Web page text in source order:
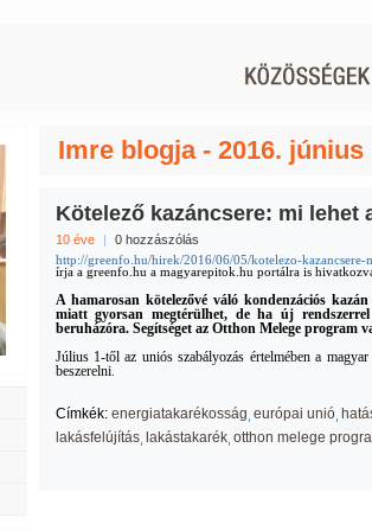
Imre blogja - 2016. június
Kötelező kazáncsere: mi lehet
10 éve | 0 hozzászólás
http://greenfo.hu/hirek/2016/06/05/kotelezo-kazancsere-
írja a greenfo.hu a magyarepitok.hu portálra is
A hamarosan kötelezővé váló kondenzációs
miatt gyorsan megtérülhet, de ha új
beruházóra. Segítséget az Otthon Melege program
Július 1-től az uniós szabályozás értelmében a
beszerelni.
Címkék: energiatakarékosság európai unió
lakásfelújítás
lakástakarék otthon melege